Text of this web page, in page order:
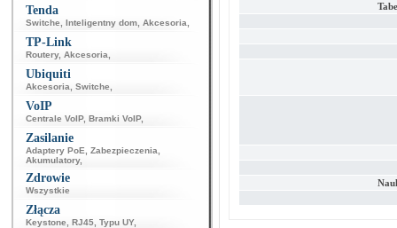
Tenda
Switche Inteligentny dom Akcesoria
TP-Link
Routery, Akcesoria
Ubiquiti
Akcesoria Switche
VoIP
Centrale VoIP, Bramki VoIP,
Zasilanie
Adaptery PoE Zabezpieczenia
Akumulatory,
Zdrowie
Wszystkie
Złącza
Keystone RJ45 Typu UY,